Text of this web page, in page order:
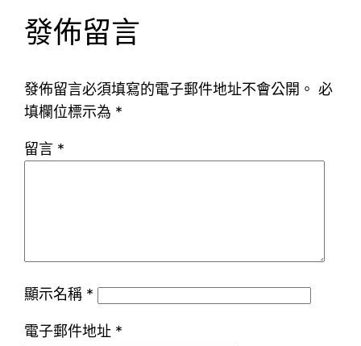
發佈留言
發佈留言必須填寫的電子郵件地址不會公開。 必
填欄位標示為 *
留言 *
顯示名稱 *
電子郵件地址 *